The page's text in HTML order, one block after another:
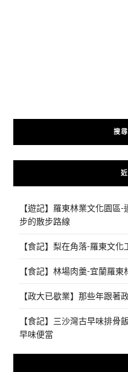
搜
【遊記】羅東林業文化園區
步的散步路線
【食記】梨在角落-羅東文
【食記】林場肉羹-宜蘭羅
【政大已歇業】那些年跟著
【食記】三沙灣古早味排骨
早味便當